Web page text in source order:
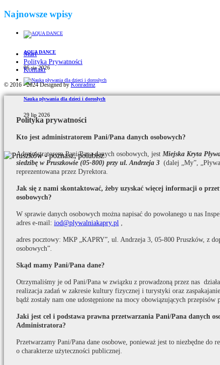
Najnowsze wpisy
AQUA DANCE
06 sie 2026
Nauka pływania dla dzieci i dorosłych
29 lip 2026
Start
Polityka Prywatności
Kontakt
© 2016 - 2024 Designed by Konradmz
Polityka prywatności
Kto jest administratorem Pani/Pana danych osobowych?
Administratorem Pani/Pana danych osobowych, jest Miejska Kryta
siedzibę w Pruszkowie (05-800) przy ul. Andrzeja 3 (dalej „My”,
reprezentowana przez Dyrektora.
Jak się z nami skontaktować, żeby uzyskać więcej informacji o
osobowych?
W sprawie danych osobowych można napisać do powołanego u nas
adres e-mail: iod@plywalniakapry.pl ,
adres pocztowy: MKP „KAPRY”, ul. Andrzeja 3, 05-800 Pruszków, z
osobowych”.
Skąd mamy Pani/Pana dane?
Otrzymaliśmy je od Pani/Pana w związku z prowadzoną przez nas
realizacja zadań w zakresie kultury fizycznej i turystyki oraz
bądź zostały nam one udostępnione na mocy obowiązujących przepisów
Jaki jest cel i podstawa prawna przetwarzania Pani/Pana danych
Administratora?
Przetwarzamy Pani/Pana dane osobowe, ponieważ jest to niezbędne do
o charakterze użyteczności publicznej.